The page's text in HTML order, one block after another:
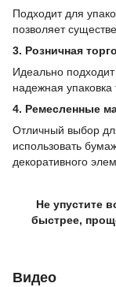
Подходит для
позволяет
3. Розничная
Идеально
надежная упаковка
4. Ремесленные
Отличный выбор
использовать
декоративного
Не упустите
быстрее,
Видео